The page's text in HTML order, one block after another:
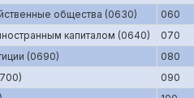
общества (0630)
060
капиталом (0640)
070
(0690)
080
090